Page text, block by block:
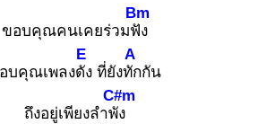
ขอบคุณคนเคยร่วมฟัง
Bm
บคุณเพลงดัง
E
ที่ยังทัก
A
กัน
ถึงอยู่เพียงลำพัง
C#m